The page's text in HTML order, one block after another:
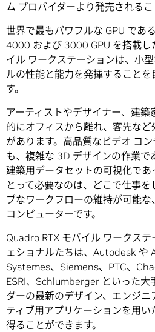
ム プロバイダーより発売されるこ
世界で最もパワフルな GPU であ
4000 および 3000 GPU を搭載し
イル ワークステーションは、小
ルの性能と能力を発揮すること
す。
アーティストやデザイナー、建
的にオフィスから離れ、客先な
があります。高品質なビデオ コ
も、複雑な 3D デザインの作業で
建築用データセットの可視化であ
とって必要なのは、どこで仕事を
ブなワークフローの維持が可能
コンピューターです。
Quadro RTX モバイル ワークス
ェショナルたちは、Autodesk や
Systemes、Siemens、PTC、
ESRI、Schlumberger といった大
ダーの最新のデザイン、エンジ
ティブ用アプリケーションを用い
得ることができます。